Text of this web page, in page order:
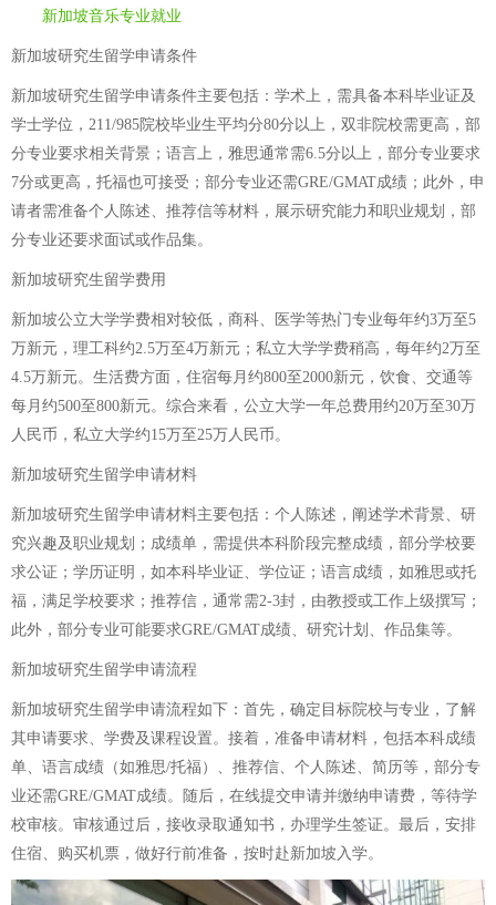
新加坡音乐专业就业
新加坡研究生留学申请条件
新加坡研究生留学申请条件主要包括：学术上，需具备本科毕业证及
学士学位，211/985院校毕业生平均分80分以上，双非院校需更高，部
分专业要求相关背景；语言上，雅思通常需6.5分以上，部分专业要求
7分或更高，托福也可接受；部分专业还需GRE/GMAT成绩；此外，申
请者需准备个人陈述、推荐信等材料，展示研究能力和职业规划，部
分专业还要求面试或作品集。
新加坡研究生留学费用
新加坡公立大学学费相对较低，商科、医学等热门专业每年约3万至5
万新元，理工科约2.5万至4万新元；私立大学学费稍高，每年约2万至
4.5万新元。生活费方面，住宿每月约800至2000新元，饮食、交通等
每月约500至800新元。综合来看，公立大学一年总费用约20万至30万
人民币，私立大学约15万至25万人民币。
新加坡研究生留学申请材料
新加坡研究生留学申请材料主要包括：个人陈述，阐述学术背景、研
究兴趣及职业规划；成绩单，需提供本科阶段完整成绩，部分学校要
求公证；学历证明，如本科毕业证、学位证；语言成绩，如雅思或托
福，满足学校要求；推荐信，通常需2-3封，由教授或工作上级撰写；
此外，部分专业可能要求GRE/GMAT成绩、研究计划、作品集等。
新加坡研究生留学申请流程
新加坡研究生留学申请流程如下：首先，确定目标院校与专业，了解
其申请要求、学费及课程设置。接着，准备申请材料，包括本科成绩
单、语言成绩（如雅思/托福）、推荐信、个人陈述、简历等，部分专
业还需GRE/GMAT成绩。随后，在线提交申请并缴纳申请费，等待学
校审核。审核通过后，接收录取通知书，办理学生签证。最后，安排
住宿、购买机票，做好行前准备，按时赴新加坡入学。